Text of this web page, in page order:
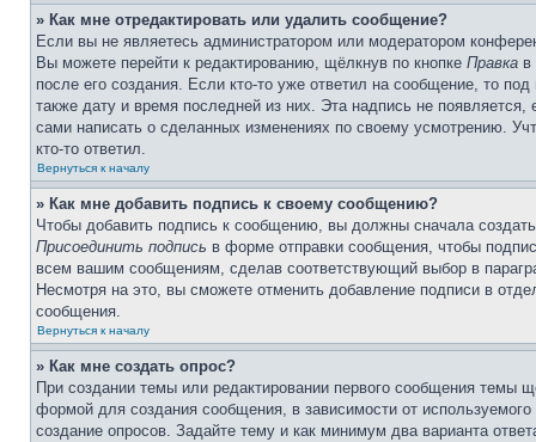
» Как мне отредактировать или удалить сообщение?
Если вы не являетесь администратором или модератором
Вы можете перейти к редактированию, щёлкнув по кнопке Правка в
после его создания. Если кто-то уже ответил на сообщение, то
также дату и время последней из них. Эта надпись не
сами написать о сделанных изменениях по своему усмотрению.
кто-то ответил.
Вернуться к началу
» Как мне добавить подпись к своему сообщению?
Чтобы добавить подпись к сообщению, вы должны сначала
Присоединить подпись в форме отправки сообщения, чтобы
всем вашим сообщениям, сделав соответствующий выбор в
Несмотря на это, вы сможете отменить добавление подписи в
сообщения.
Вернуться к началу
» Как мне создать опрос?
При создании темы или редактировании первого сообщения темы
формой для создания сообщения, в зависимости от
создание опросов. Задайте тему и как минимум два варианта